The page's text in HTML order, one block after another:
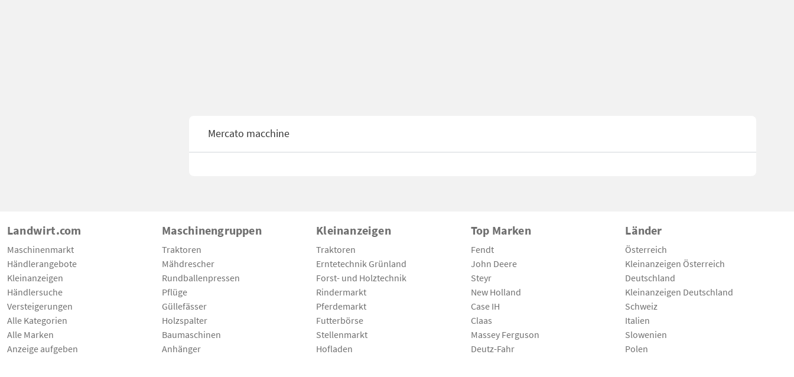
Mercato macchine
Landwirt.com
Maschinenmarkt
Händlerangebote
Kleinanzeigen
Händlersuche
Versteigerungen
Alle Kategorien
Alle Marken
Anzeige aufgeben
Maschinengruppen
Traktoren
Mähdrescher
Rundballenpressen
Pflüge
Güllefässer
Holzspalter
Baumaschinen
Anhänger
Kleinanzeigen
Traktoren
Erntetechnik Grünland
Forst- und Holztechnik
Rindermarkt
Pferdemarkt
Futterbörse
Stellenmarkt
Hofladen
Top Marken
Fendt
John Deere
Steyr
New Holland
Case IH
Claas
Massey Ferguson
Deutz-Fahr
Länder
Österreich
Kleinanzeigen Österreich
Deutschland
Kleinanzeigen Deutschland
Schweiz
Italien
Slowenien
Polen